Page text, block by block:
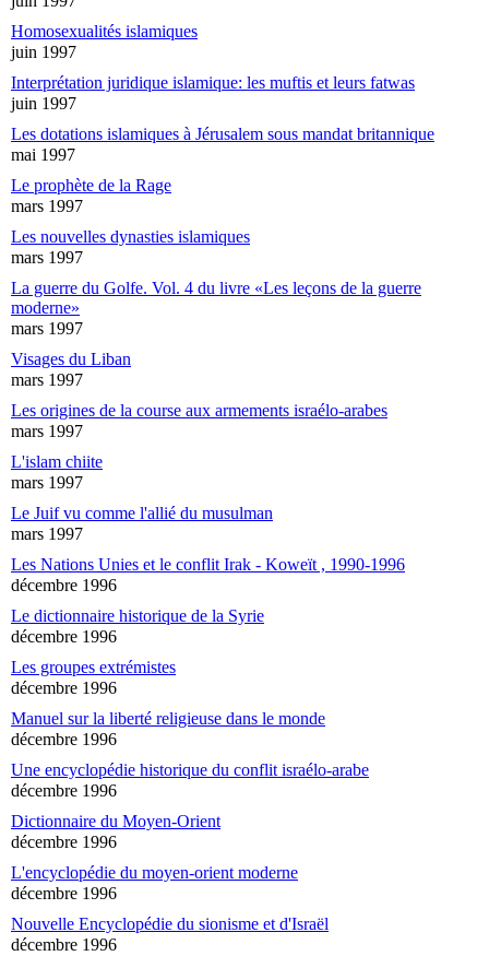
Homosexualités islamiques
juin 1997
Interprétation juridique islamique: les muftis et leurs fatwas
juin 1997
Les dotations islamiques à Jérusalem sous mandat britannique
mai 1997
Le prophète de la Rage
mars 1997
Les nouvelles dynasties islamiques
mars 1997
La guerre du Golfe. Vol. 4 du livre «Les leçons de la guerre
moderne»
mars 1997
Visages du Liban
mars 1997
Les origines de la course aux armements israélo-arabes
mars 1997
L'islam chiite
mars 1997
Le Juif vu comme l'allié du musulman
mars 1997
Les Nations Unies et le conflit Irak - Koweït , 1990-1996
décembre 1996
Le dictionnaire historique de la Syrie
décembre 1996
Les groupes extrémistes
décembre 1996
Manuel sur la liberté religieuse dans le monde
décembre 1996
Une encyclopédie historique du conflit israélo-arabe
décembre 1996
Dictionnaire du Moyen-Orient
décembre 1996
L'encyclopédie du moyen-orient moderne
décembre 1996
Nouvelle Encyclopédie du sionisme et d'Israël
décembre 1996